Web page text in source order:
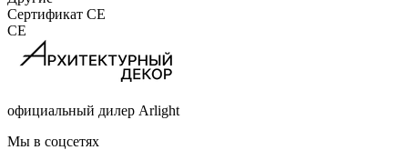
Сертификат CE
CE
официальный дилер Arlight
Мы в соцсетях